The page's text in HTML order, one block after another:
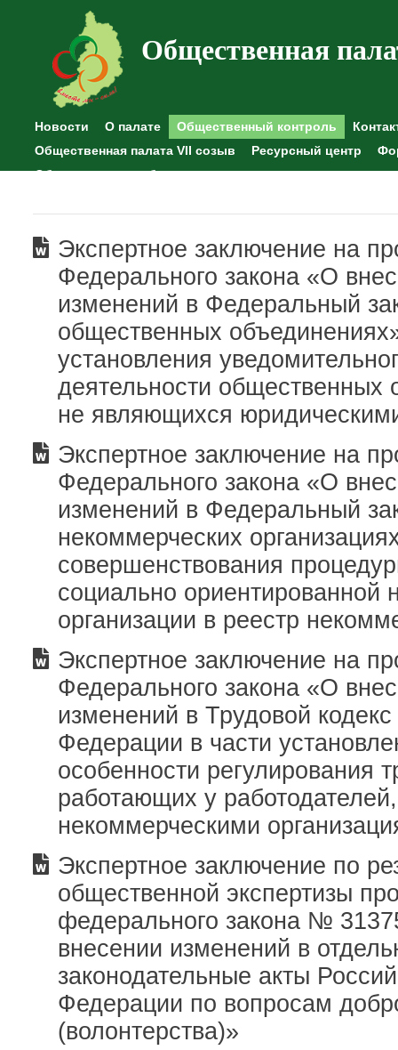
Общественная
Новости О палате Общественный контроль
Общественная палата VII созыв
Ресурсный центр
Общественные наблюдения
Экспертное заключение на
Федерального закона «О
изменений в Федеральный
общественных
установления
деятельности общественных
не являющихся
Экспертное заключение на
Федерального закона «О
изменений в Федеральный
некоммерческих
совершенствования
социально ориентированной
организации в реестр
Экспертное заключение на
Федерального закона «О
изменений в Трудовой
Федерации в части
особенности регулирования
работающих у
некоммерческими
Экспертное заключение по
общественной экспертизы
федерального закона №
внесении изменений в
законодательные акты
Федерации по вопросам
(волонтерства)»